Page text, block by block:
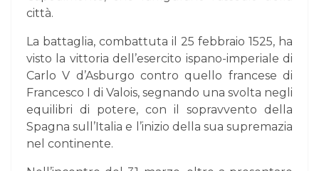
città.
La battaglia, combattuta il 25 febbraio 1525, ha
visto la vittoria dell’esercito ispano-imperiale di
Carlo V d’Asburgo contro quello francese di
Francesco I di Valois, segnando una svolta negli
equilibri di potere, con il sopravvento della
Spagna sull’Italia e l’inizio della sua supremazia
nel continente.